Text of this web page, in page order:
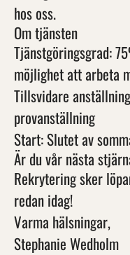
hos oss.
Om tjänsten
Tjänstgöringsgrad:
möjlighet att arbeta
Tillsvidare
provanställning
Start: Slutet av
Är du vår nästa
Rekrytering sker
redan idag!
Varma hälsningar,
Stephanie Wedholm